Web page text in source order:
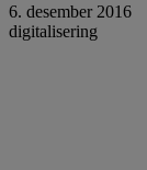
6. desember 2016
digitalisering